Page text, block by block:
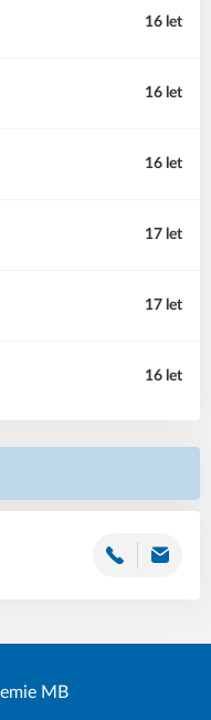
16 let
16 let
16 let
17 let
17 let
16 let